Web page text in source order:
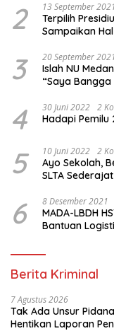
2 13 September 2021
Terpilih
Sampaikan
3 20 September 2021
Islah NU Medan Sudah
4 30 Juni 2022 2
Hadapi Pemilu
5 10 Juni 2022 2
Ayo Sekolah,
SLTA
6 8 Desember 2021
MADA-LBDH
Bantuan
Berita Kriminal
7 Agustus 2026
Tak Ada Unsur
Hentikan Laporan